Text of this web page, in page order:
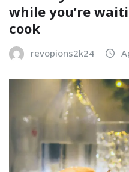
while you’re
cook
revopions2k24